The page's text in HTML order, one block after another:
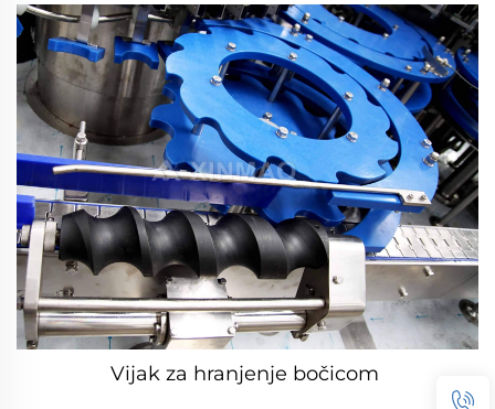
Vijak za hranjenje bočicom